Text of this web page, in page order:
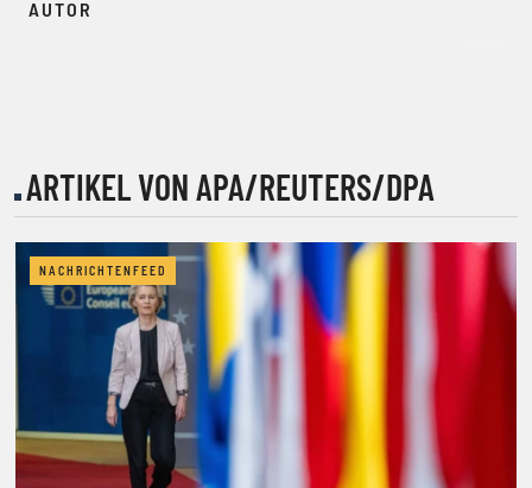
AUTOR
ARTIKEL VON APA/REUTERS/DPA
NACHRICHTENFEED